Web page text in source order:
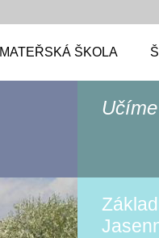
MATEŘSKÁ ŠKOLA